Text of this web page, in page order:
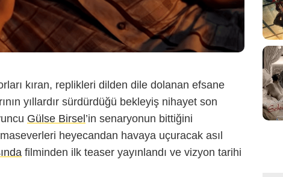
kıran, replikleri dilden dile dolanan efsane
yıllardır sürdürdüğü bekleyiş nihayet son
Gülse Birsel ’in senaryonun bittiğini
heyecandan havaya uçuracak asıl
filminden ilk teaser yayınlandı ve vizyon tarihi